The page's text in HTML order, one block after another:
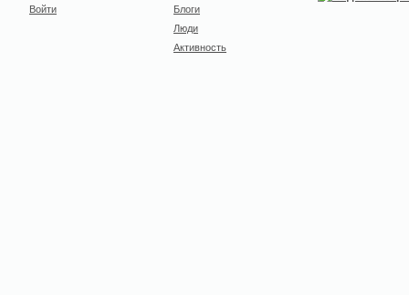
Войти
Блоги
Люди
Активность